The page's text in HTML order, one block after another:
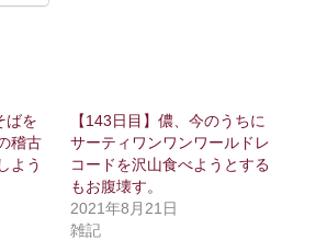
ばを
稽古
よう
【143日目】儂、今のうちに
サーティワンワンワールドレ
コードを沢山食べようとする
もお腹壊す。
2021年8月21日
雑記